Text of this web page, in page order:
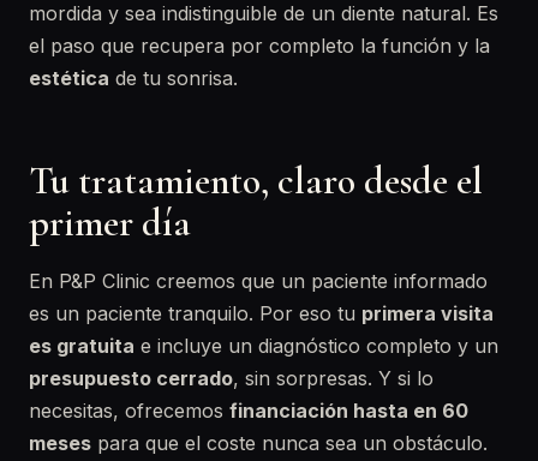
mordida y sea indistinguible de un diente natural. Es
el paso que recupera por completo la función y la
estética de tu sonrisa.
Tu tratamiento, claro desde el
primer día
En P&P Clinic creemos que un paciente informado
es un paciente tranquilo. Por eso tu primera visita
es gratuita e incluye un diagnóstico completo y un
presupuesto cerrado, sin sorpresas. Y si lo
necesitas, ofrecemos financiación hasta en 60
meses para que el coste nunca sea un obstáculo.